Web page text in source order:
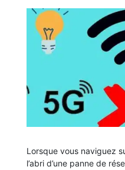
Lorsque vous naviguez
l’abri d’une panne de